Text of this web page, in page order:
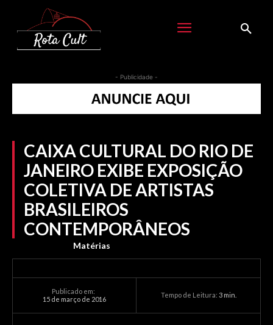
- Publicidade -
CAIXA CULTURAL DO RIO DE
JANEIRO EXIBE EXPOSIÇÃO
COLETIVA DE ARTISTAS
BRASILEIROS
CONTEMPORÂNEOS
Matérias
Publicado em:
15 de março de 2016
Tempo de Leitura: 3min.